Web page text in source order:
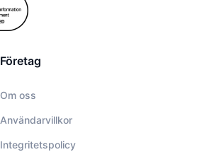
Företag
Om oss
Användarvillkor
Integritetspolicy